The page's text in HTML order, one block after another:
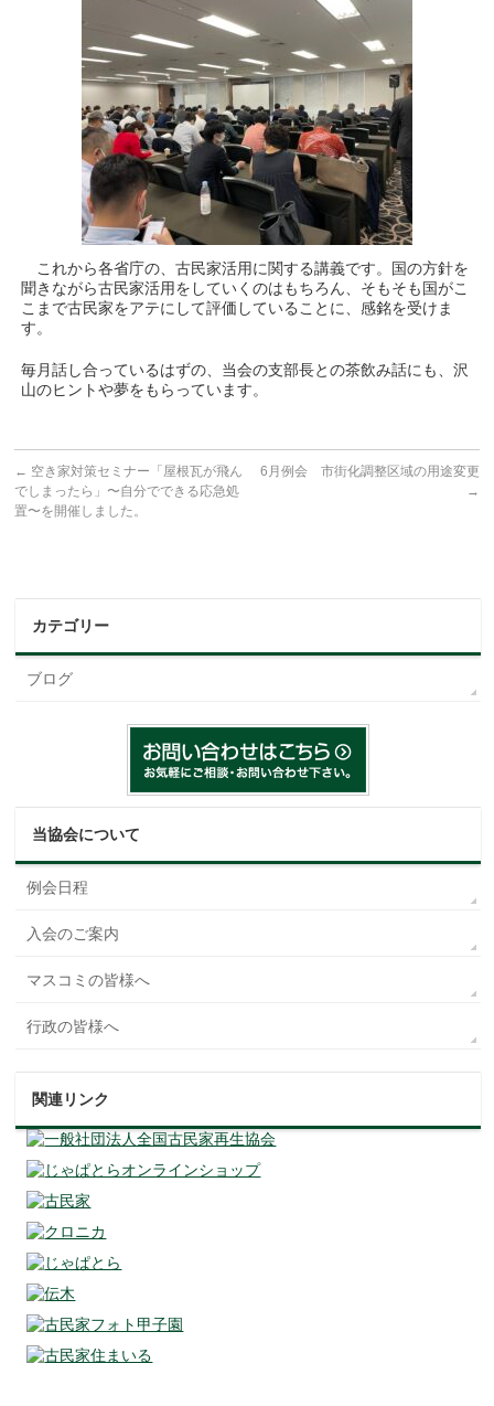
これから各省庁の、古民家活用に関する講義です。国の方針を
聞きながら古民家活用をしていくのはもちろん、そもそも国がこ
こまで古民家をアテにして評価していることに、感銘を受けま
す。
毎月話し合っているはずの、当会の支部長との茶飲み話にも、沢
山のヒントや夢をもらっています。
← 空き家対策セミナー「屋根瓦が飛ん
でしまったら」〜自分でできる応急処
置〜を開催しました。
6月例会 市街化調整区域の用途変更
→
カテゴリー
ブログ
当協会について
例会日程
入会のご案内
マスコミの皆様へ
行政の皆様へ
関連リンク